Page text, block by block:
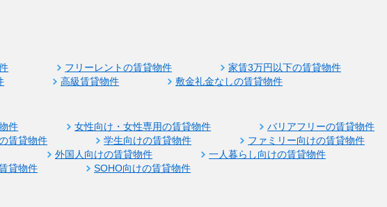
フリーレントの賃貸物件
家賃3万円以下の賃貸物件
高級賃貸物件 敷金礼金なしの賃貸物件
件 女性向け・女性専用の賃貸物件
バリアフリーの賃貸物件
賃貸物件
学生向けの賃貸物件 ファミリー向けの賃貸物件
外国人向けの賃貸物件
一人暮らし向けの賃貸物件
貸物件
SOHO向けの賃貸物件